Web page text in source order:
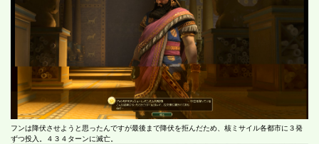
フンは降伏させようと思ったんですが最後まで降伏を拒んだため、核ミサイル各都市に３発
ずつ投入。４３４ターンに滅亡。